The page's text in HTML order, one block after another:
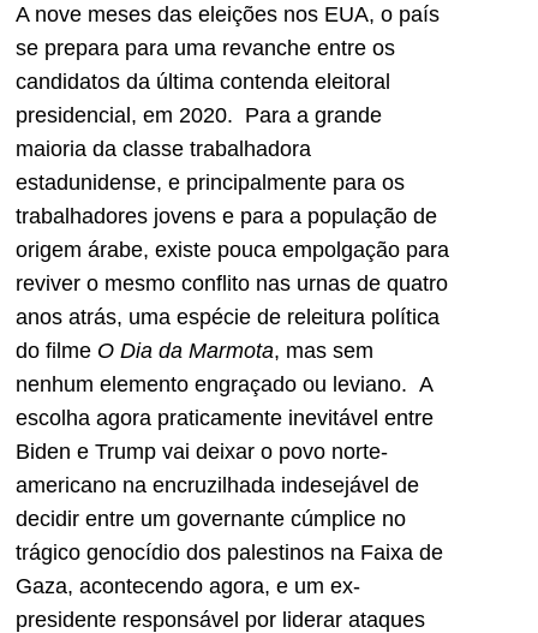
A nove meses das eleições nos EUA, o país
se prepara para uma revanche entre os
candidatos da última contenda eleitoral
presidencial, em 2020. Para a grande
maioria da classe trabalhadora
estadunidense, e principalmente para os
trabalhadores jovens e para a população de
origem árabe, existe pouca empolgação para
reviver o mesmo conflito nas urnas de quatro
anos atrás, uma espécie de releitura política
do filme O Dia da Marmota, mas sem
nenhum elemento engraçado ou leviano. A
escolha agora praticamente inevitável entre
Biden e Trump vai deixar o povo norte-
americano na encruzilhada indesejável de
decidir entre um governante cúmplice no
trágico genocídio dos palestinos na Faixa de
Gaza, acontecendo agora, e um ex-
presidente responsável por liderar ataques